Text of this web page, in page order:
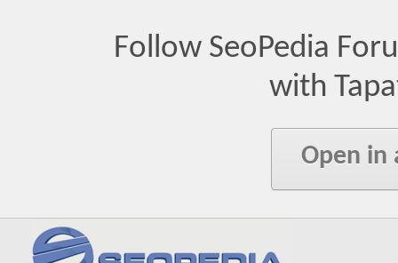
Follow SeoPedia
with
Open in